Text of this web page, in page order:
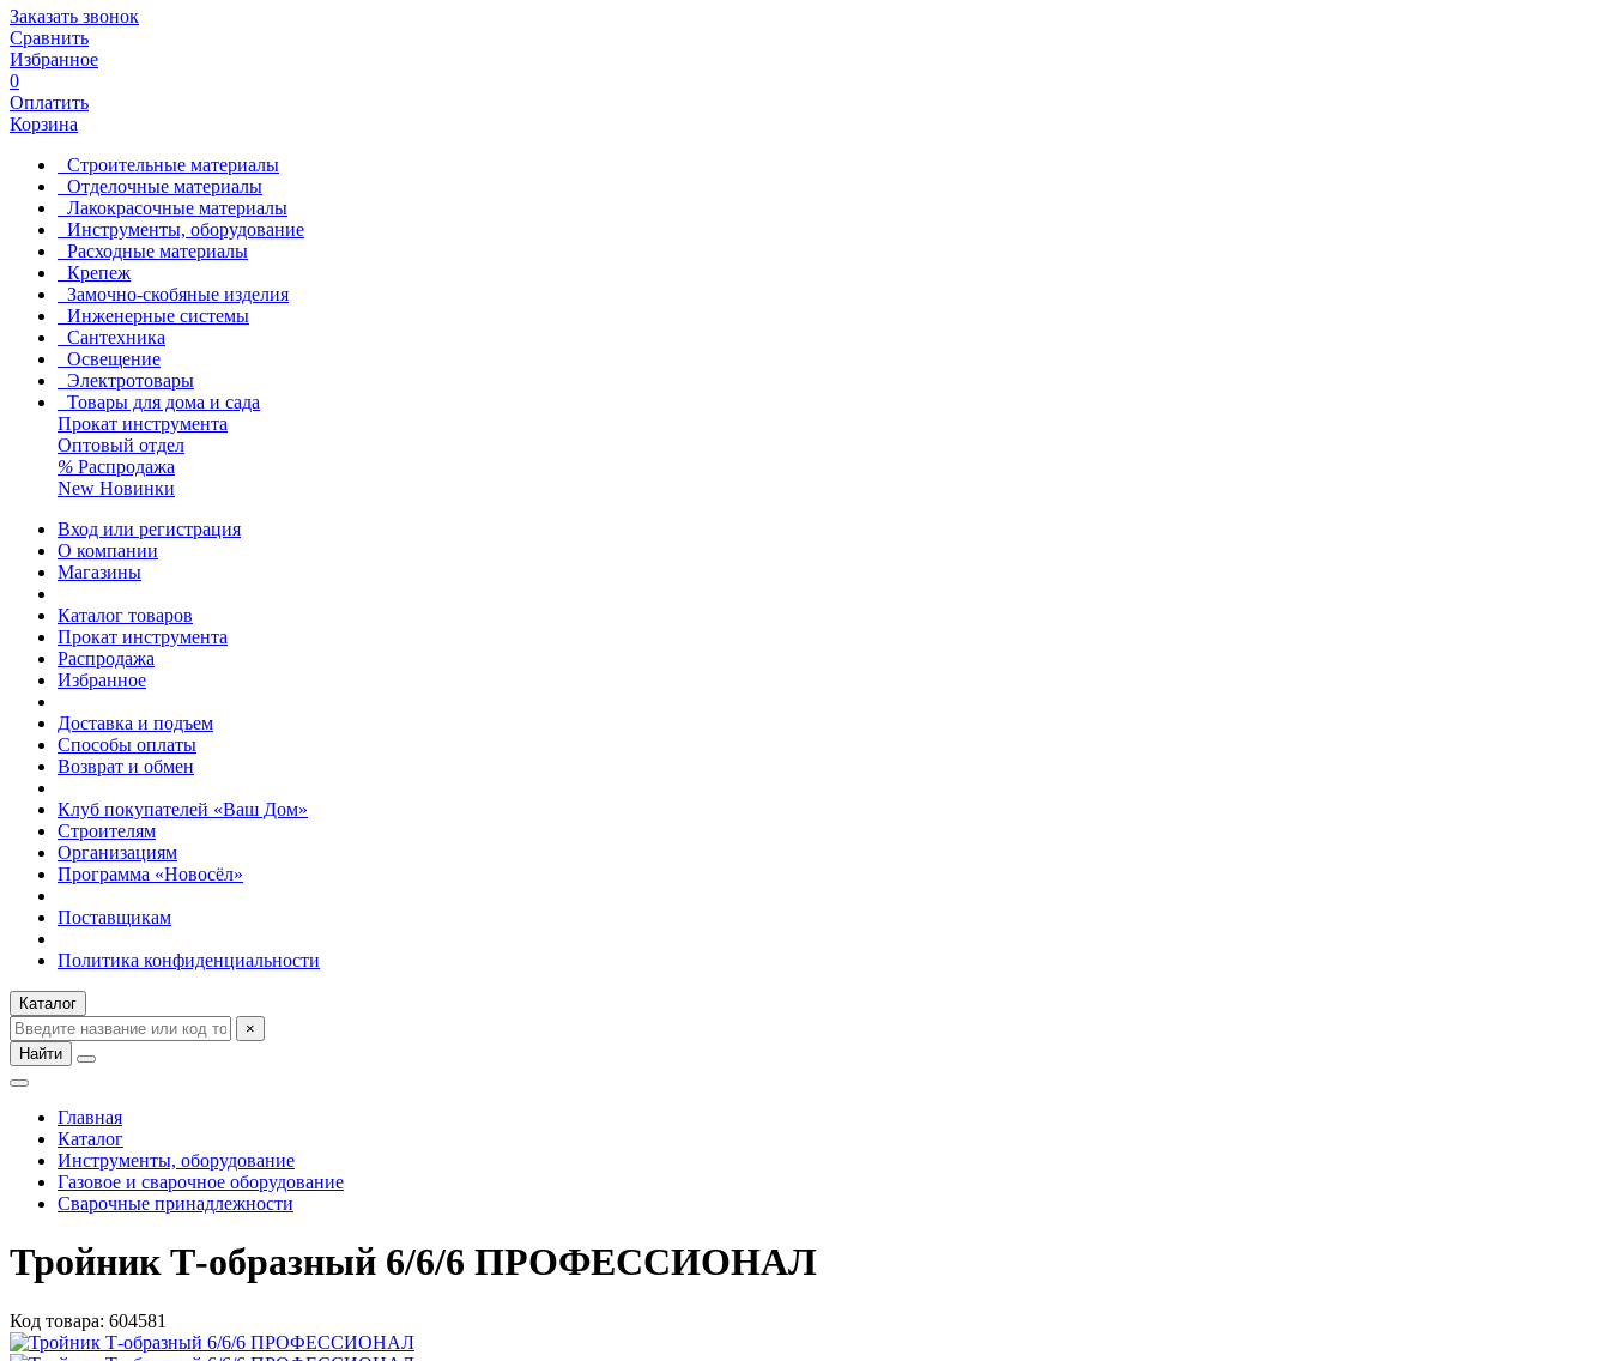
Заказать звонок
Сравнить
Избранное
0
Оплатить
Корзина
Строительные материалы
Отделочные материалы
Лакокрасочные материалы
Инструменты, оборудование
Расходные материалы
Крепеж
Замочно-скобяные изделия
Инженерные системы
Сантехника
Освещение
Электротовары
Товары для дома и сада
Прокат инструмента
Оптовый отдел
% Распродажа
New Новинки
Вход или регистрация
О компании
Магазины
Каталог товаров
Прокат инструмента
Распродажа
Избранное
Доставка и подъем
Способы оплаты
Возврат и обмен
Клуб покупателей «Ваш Дом»
Строителям
Организациям
Программа «Новосёл»
Поставщикам
Политика конфиденциальности
Каталог
×
Найти
Главная
Каталог
Инструменты, оборудование
Газовое и сварочное оборудование
Сварочные принадлежности
Тройник Т-образный 6/6/6 ПРОФЕССИОНАЛ
Код товара: 604581